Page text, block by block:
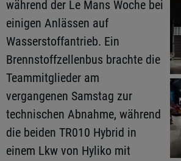
während der Le Mans Woche bei
einigen Anlässen auf
Wasserstoffantrieb. Ein
Brennstoffzellenbus brachte die
Teammitglieder am
vergangenen Samstag zur
technischen Abnahme, während
die beiden TR010 Hybrid in
einem Lkw von Hyliko mit